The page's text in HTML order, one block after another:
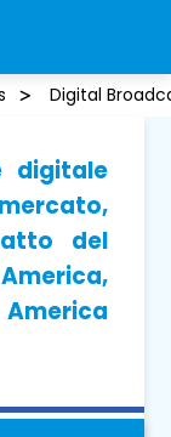
Digital
digitale
del